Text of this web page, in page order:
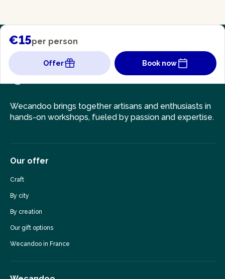
€15per person
Offer Book now
Wecandoo brings together artisans and enthusiasts in
hands-on workshops, fueled by passion and expertise.
Our offer
Craft
By city
By creation
Our gift options
Wecandoo in France